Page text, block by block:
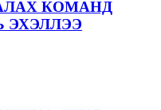
КОМАНД
ЭХЭЛЛЭЭ